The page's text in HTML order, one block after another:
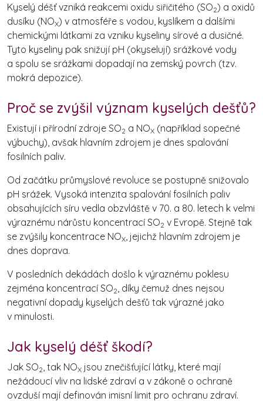
Kyselý déšť vzniká reakcemi oxidu siřičitého (SO2) a oxidů
dusíku (NOX) v atmosféře s vodou, kyslíkem a dalšími
chemickými látkami za vzniku kyseliny sírové a dusičné.
Tyto kyseliny pak snižují pH (okyselují) srážkové vody
a spolu se srážkami dopadají na zemský povrch (tzv.
mokrá depozice).
Proč se zvýšil význam kyselých dešťů?
Existují i přírodní zdroje SO2 a NOX (například sopečné
výbuchy), avšak hlavním zdrojem je dnes spalování
fosilních paliv.
Od začátku průmyslové revoluce se postupně snižovalo
pH srážek. Vysoká intenzita spalování fosilních paliv
obsahujících síru vedla obzvláště v 70. a 80. letech k velmi
výraznému nárůstu koncentrací SO2 v Evropě. Stejně tak
se zvýšily koncentrace NOX , jejichž hlavním zdrojem je
dnes doprava.
V posledních dekádách došlo k výraznému poklesu
zejména koncentrací SO2 , díky čemuž dnes nejsou
negativní dopady kyselých dešťů tak výrazné jako
v minulosti.
Jak kyselý déšť škodí?
Jak SO2 , tak NOX jsou znečišťující látky, které mají
nežádoucí vliv na lidské zdraví a v zákoně o ochraně
ovzduší mají definován imisní limit pro ochranu zdraví.